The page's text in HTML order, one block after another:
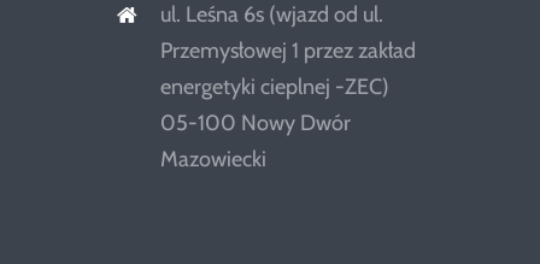
ul. Leśna 6s (wjazd od ul.
Przemysłowej 1 przez zakład
energetyki cieplnej -ZEC)
05-100 Nowy Dwór
Mazowiecki